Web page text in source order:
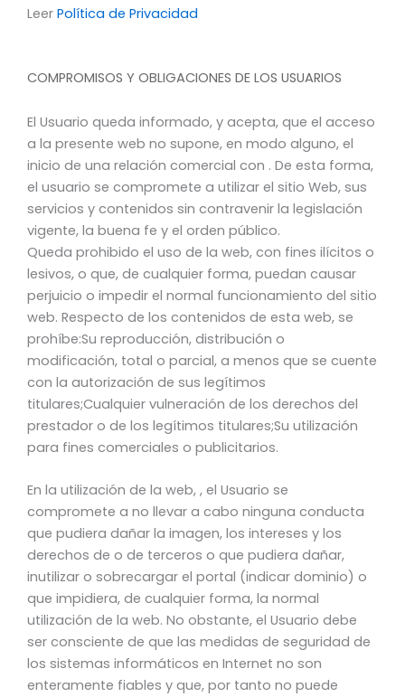
Leer Política de Privacidad
COMPROMISOS Y OBLIGACIONES DE LOS USUARIOS
El Usuario queda informado, y acepta, que el acceso
a la presente web no supone, en modo alguno, el
inicio de una relación comercial con . De esta forma,
el usuario se compromete a utilizar el sitio Web, sus
servicios y contenidos sin contravenir la legislación
vigente, la buena fe y el orden público.
Queda prohibido el uso de la web, con fines ilícitos o
lesivos, o que, de cualquier forma, puedan causar
perjuicio o impedir el normal funcionamiento del sitio
web. Respecto de los contenidos de esta web, se
prohíbe:Su reproducción, distribución o
modificación, total o parcial, a menos que se cuente
con la autorización de sus legítimos
titulares;Cualquier vulneración de los derechos del
prestador o de los legítimos titulares;Su utilización
para fines comerciales o publicitarios.
En la utilización de la web, , el Usuario se
compromete a no llevar a cabo ninguna conducta
que pudiera dañar la imagen, los intereses y los
derechos de o de terceros o que pudiera dañar,
inutilizar o sobrecargar el portal (indicar dominio) o
que impidiera, de cualquier forma, la normal
utilización de la web. No obstante, el Usuario debe
ser consciente de que las medidas de seguridad de
los sistemas informáticos en Internet no son
enteramente fiables y que, por tanto no puede